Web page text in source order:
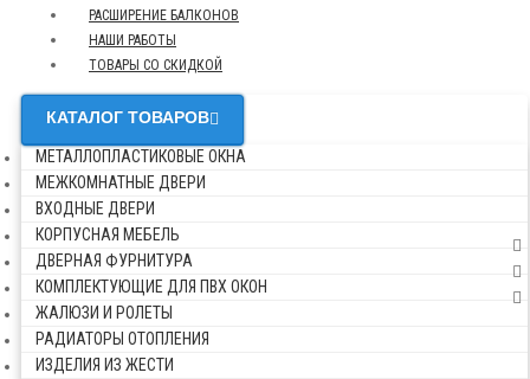
РАСШИРЕНИЕ БАЛКОНОВ
НАШИ РАБОТЫ
ТОВАРЫ СО СКИДКОЙ
КАТАЛОГ ТОВАРОВ
МЕТАЛЛОПЛАСТИКОВЫЕ ОКНА
МЕЖКОМНАТНЫЕ ДВЕРИ
ВХОДНЫЕ ДВЕРИ
КОРПУСНАЯ МЕБЕЛЬ
ДВЕРНАЯ ФУРНИТУРА
КОМПЛЕКТУЮЩИЕ ДЛЯ ПВХ ОКОН
ЖАЛЮЗИ И РОЛЕТЫ
РАДИАТОРЫ ОТОПЛЕНИЯ
ИЗДЕЛИЯ ИЗ ЖЕСТИ